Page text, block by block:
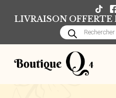
LIVRAISON OFFERTE
Recherche
de
produits